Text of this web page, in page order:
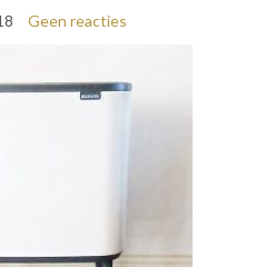
Geen reacties